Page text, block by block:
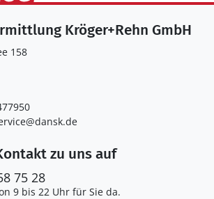
Kröger+Rehn GmbH
158
zu uns auf
75 28
9 bis 22 Uhr für Sie da.